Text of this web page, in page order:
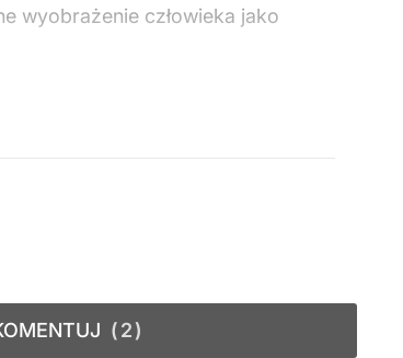
wyobrażenie człowieka jako
2